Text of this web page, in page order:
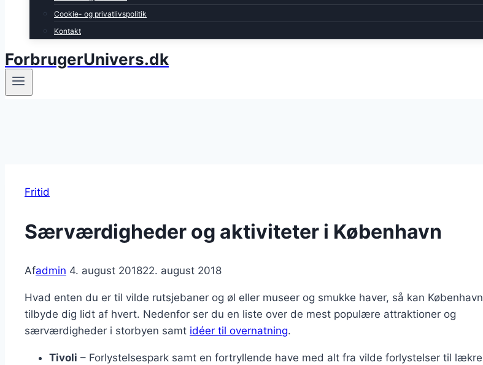
Cookie- og privatlivspolitik
Kontakt
ForbrugerUnivers.dk
Fritid
Særværdigheder og aktiviteter i København
Afadmin 4. august 201822. august 2018
Hvad enten du er til vilde rutsjebaner og øl eller museer og smukke haver, så kan København
tilbyde dig lidt af hvert. Nedenfor ser du en liste over de mest populære attraktioner og
særværdigheder i storbyen samt idéer til overnatning.
Tivoli – Forlystelsespark samt en fortryllende have med alt fra vilde forlystelser til lækre